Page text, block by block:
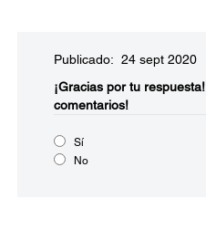
Publicado: 24 sept 2020
¡Gracias por tu respuesta!
comentarios!
Sí
No